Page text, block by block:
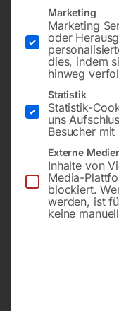
96,00
inkl. MwSt. zzgl.
Lieferzeit:ca. 2 - 3 Tage
Versandkosten
Bitte beachten Sie:
Andere Länder
Marketing
Marketing
oder
dies, indem
hinweg
Statistik
Statistik-
uns
Besucher
Externe
Inhalte von
Media-
blockiert.
werden, ist
keine